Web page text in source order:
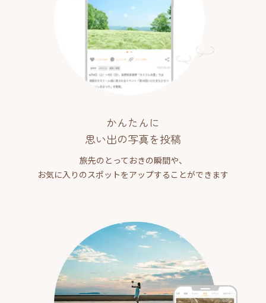
かんたんに
思い出の写真を投稿
旅先のとっておきの瞬間や、
お気に入りのスポットをアップすることができます